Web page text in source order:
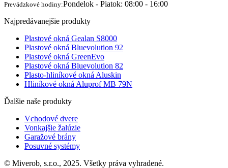
Prevádzkové hodiny:Pondelok - Piatok: 08:00 - 16:00
Najpredávanejšie produkty
Plastové okná Gealan S8000
Plastové okná Bluevolution 92
Plastové okná GreenEvo
Plastové okná Bluevolution 82
Plasto-hliníkové okná Aluskin
Hliníkové okná Aluprof MB 79N
Ďalšie naše produkty
Vchodové dvere
Vonkajšie žalúzie
Garažové brány
Posuvné systémy
© Miverob, s.r.o., 2025. Všetky práva vyhradené.